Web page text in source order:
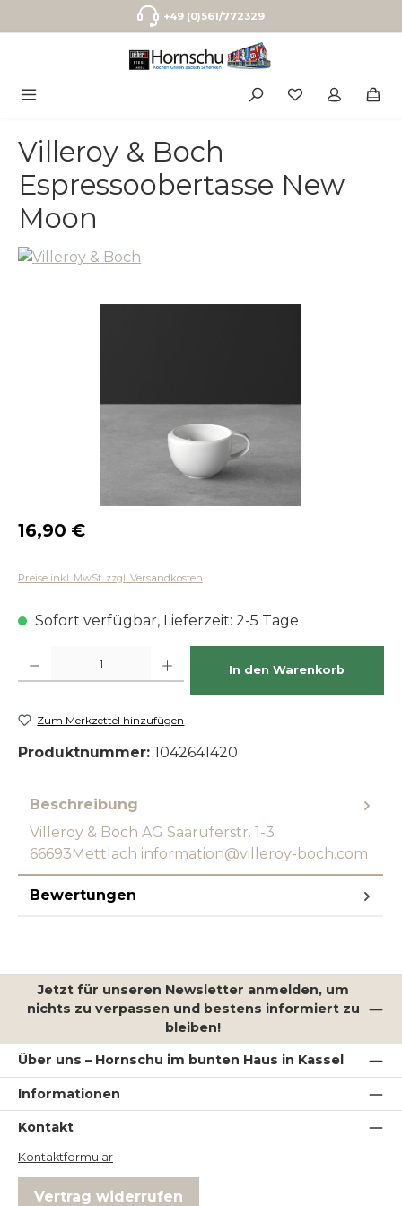
Zum Hauptinhalt springen+49 (0)561/772329
Villeroy & Boch
Espressoobertasse New
Moon
Regulärer Preis:
16,90 €
Preise inkl. MwSt. zzgl. Versandkosten
Sofort verfügbar, Lieferzeit: 2-5 Tage
In den Warenkorb
Zum Merkzettel hinzufügen
Produktnummer: 1042641420
Beschreibung
Villeroy & Boch AG Saaruferstr. 1-3
66693Mettlach information@villeroy-boch.com
Bewertungen
Jetzt für unseren Newsletter anmelden, um
nichts zu verpassen und bestens informiert zu
bleiben!
Über uns – Hornschu im bunten Haus in Kassel
Informationen
Kontakt
Kontaktformular
Vertrag widerrufen